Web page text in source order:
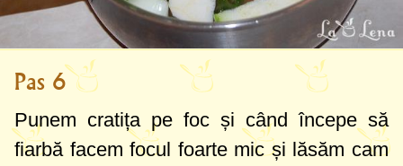
Pas 6
Punem cratița pe foc și când începe să
fiarbă facem focul foarte mic și lăsăm cam